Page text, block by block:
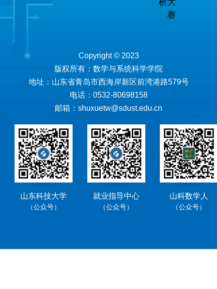
析大
赛
Copyright © 2023
版权所有：数学与系统科学学院
地址：山东省青岛市西海岸新区前湾港路579号
电话：0532-80698158
邮箱：shuxuetw@sdust.edu.cn
山东科技大学
（公众号）
就业指导中心
（公众号）
山科数学人
（公众号）